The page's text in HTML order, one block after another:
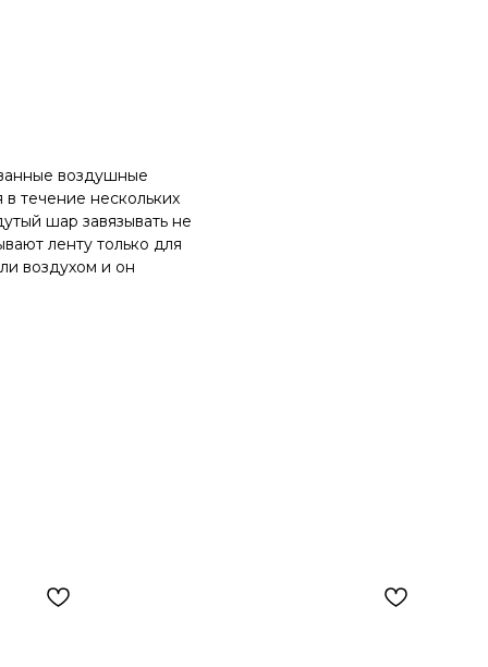
воздушные
течение нескольких
шар завязывать не
ленту только для
воздухом и он